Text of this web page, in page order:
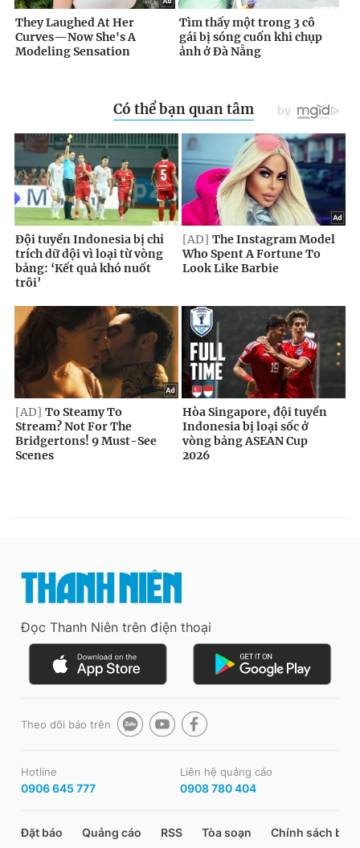
Đọc Thanh Niên trên điện thoại
Theo dõi báo trên
Hotline
0906 645 777
Liên hệ quảng cáo
0908 780 404
Đặt báo Quảng cáo RSS Tòa soạn Chính sách bảo